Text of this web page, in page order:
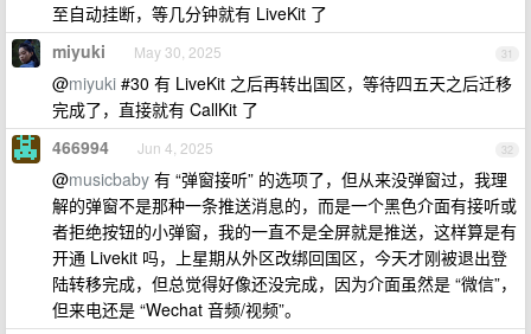
至自动挂断，等几分钟就有 LiveKit 了
31
miyuki May 30, 2025
@miyuki #30 有 LiveKit 之后再转出国区，等待四五天之后迁移
完成了，直接就有 CallKit 了
32
466994 Jun 4, 2025
@musicbaby 有 “弹窗接听” 的选项了，但从来没弹窗过，我理
解的弹窗不是那种一条推送消息的，而是一个黑色介面有接听或
者拒绝按钮的小弹窗，我的一直不是全屏就是推送，这样算是有
开通 Livekit 吗，上星期从外区改绑回国区，今天才刚被退出登
陆转移完成，但总觉得好像还没完成，因为介面虽然是 “微信”，
但来电还是 “Wechat 音频/视频”。